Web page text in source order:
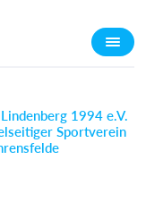
1994 e.V.
Sportverein